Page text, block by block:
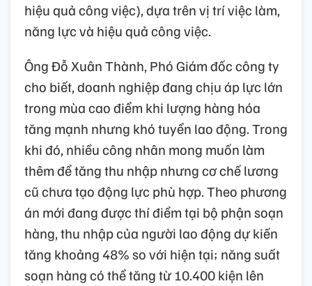
hiệu quả công việc), dựa trên vị trí việc làm,
năng lực và hiệu quả công việc.
Ông Đỗ Xuân Thành, Phó Giám đốc công ty
cho biết, doanh nghiệp đang chịu áp lực lớn
trong mùa cao điểm khi lượng hàng hóa
tăng mạnh nhưng khó tuyển lao động. Trong
khi đó, nhiều công nhân mong muốn làm
thêm để tăng thu nhập nhưng cơ chế lương
cũ chưa tạo động lực phù hợp. Theo phương
án mới đang được thí điểm tại bộ phận soạn
hàng, thu nhập của người lao động dự kiến
tăng khoảng 48% so với hiện tại; năng suất
soạn hàng có thể tăng từ 10.400 kiện lên